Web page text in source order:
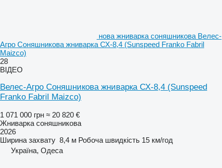
нова жниварка соняшникова Велес-
Агро Соняшникова жниварка СХ-8,4 (Sunspeed Franko Fabril
Maizco)
28
ВІДЕО
Велес-Агро Соняшникова жниварка СХ-8,4 (Sunspeed
Franko Fabril Maizco)
1 071 000 грн ≈ 20 820 €
Жниварка соняшникова
2026
Ширина захвату 8,4 м Робоча швидкість 15 км/год
Україна, Одеса